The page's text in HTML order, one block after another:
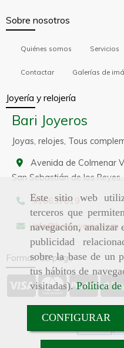
Este sitio web
terceros que
navegación, analizar
publicidad
sobre la base de un
tus hábitos de
visitadas).Política de
CONFIGURAR
Sobre nosotros
Quiénes somos Servicios
Contactar Galerías de
Joyería y relojería
Bari Joyeros
Joyas, relojes, Tous
Avenida de Colmenar
San Sebastián de los Reyes,
916637819
info barijoyeros.com
Formas de pago